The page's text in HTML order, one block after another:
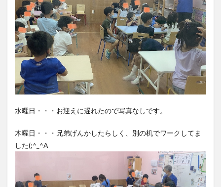
水曜日・・・お迎えに遅れたので写真なしです。
木曜日・・・兄弟げんかしたらしく、別の机でワークしてま
した(;^_^A